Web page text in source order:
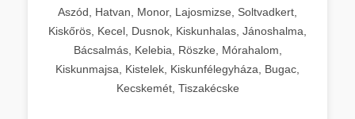
Aszód, Hatvan, Monor, Lajosmizse, Soltvadkert,
Kiskőrös, Kecel, Dusnok, Kiskunhalas, Jánoshalma,
Bácsalmás, Kelebia, Röszke, Mórahalom,
Kiskunmajsa, Kistelek, Kiskunfélegyháza, Bugac,
Kecskemét, Tiszakécske